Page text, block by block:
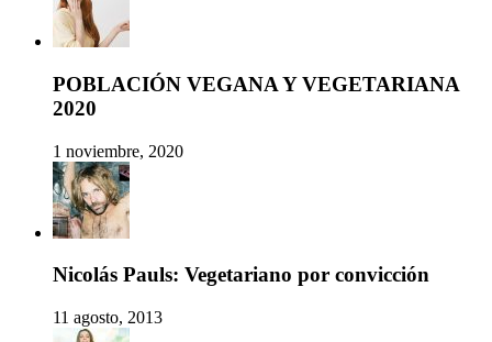
POBLACIÓN VEGANA Y VEGETARIANA
2020
1 noviembre, 2020
Nicolás Pauls: Vegetariano por convicción
11 agosto, 2013